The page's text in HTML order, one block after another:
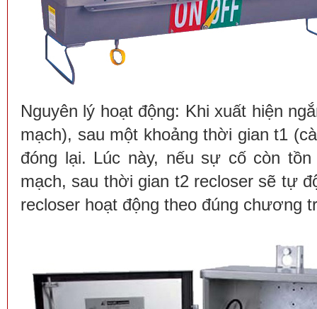
Nguyên lý hoạt động: Khi xuất hiện
mạch), sau một khoảng thời gian t1
đóng lại. Lúc này, nếu sự cố còn
mạch, sau thời gian t2 recloser sẽ tự
recloser hoạt động theo đúng chương